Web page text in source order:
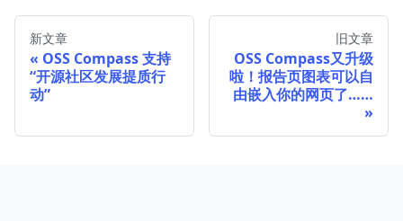
新文章
OSS Compass 支持
“开源社区发展提质行
动”
旧文章
OSS Compass又升级
啦！报告页图表可以自
由嵌入你的网页了……